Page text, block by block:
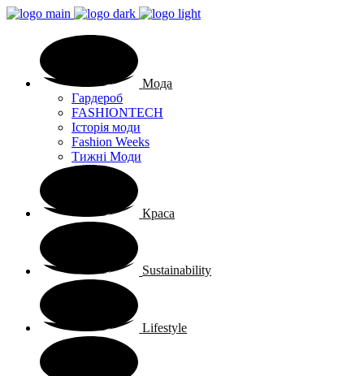
Мода
Гардероб
FASHIONTECH
Історія моди
Fashion Weeks
Тижні Моди
Краса
Sustainability
Lifestyle